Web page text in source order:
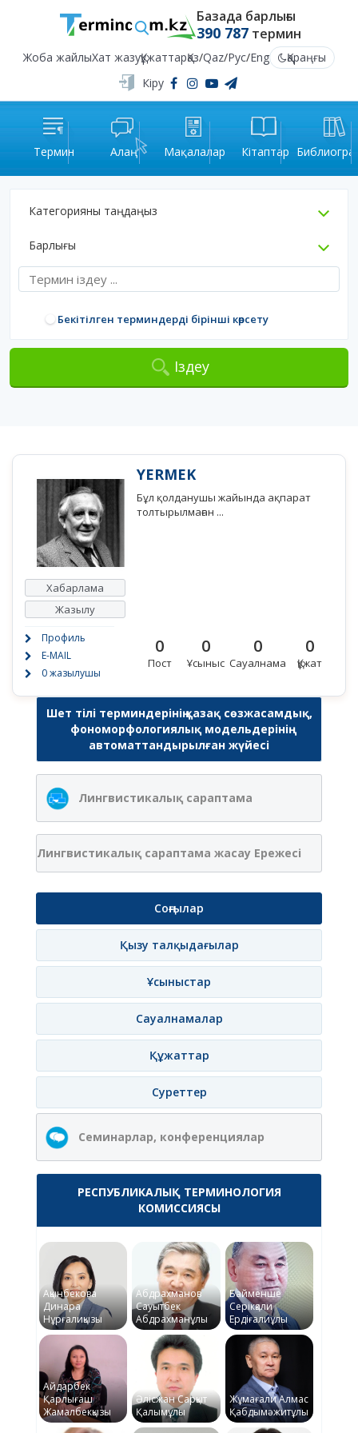
Базада барлығы
390 787термин
Жоба жайлыХат жазуҚұжаттарҚаз/Qaz/Рус/Eng
Қараңғы
Кіру
Термин Алаң Мақалалар Кітаптар
Категорияны таңдаңыз
Барлығы
Бекітілген терминдерді бірінші көрсету
Іздеу
Хабарлама
Жазылу
Профиль
E-MAIL
0 жазылушы
YERMEK
Бұл қолданушы жайында ақпарат
толтырылмаған ...
0
Пост
0
Ұсыныс
0
Сауалнама
0
Құжат
Шет тілі терминдерінің қазақ сөзжасамдық,
фономорфологиялық модельдерінің
автоматтандырылған жүйесі
Лингвистикалық сараптама
Лингвистикалық сараптама жасау Ережесі
Соңғылар
Қызу талқыдағылар
Ұсыныстар
Сауалнамалар
Құжаттар
Суреттер
Семинарлар, конференциялар
РЕСПУБЛИКАЛЫҚ ТЕРМИНОЛОГИЯ
КОМИССИЯСЫ
Ақынбекова
Динара
Нұрғалиқызы
Абдрахманов
Сауытбек
Абдрахманұлы
Байменше
Серікқали
Ердіғалиұлы
Айдарбек
Қарлығаш
Жамалбекқызы
Әлісжан Сарқыт
Қалымұлы
Жұмағали Алмас
Қабдымәжитұлы